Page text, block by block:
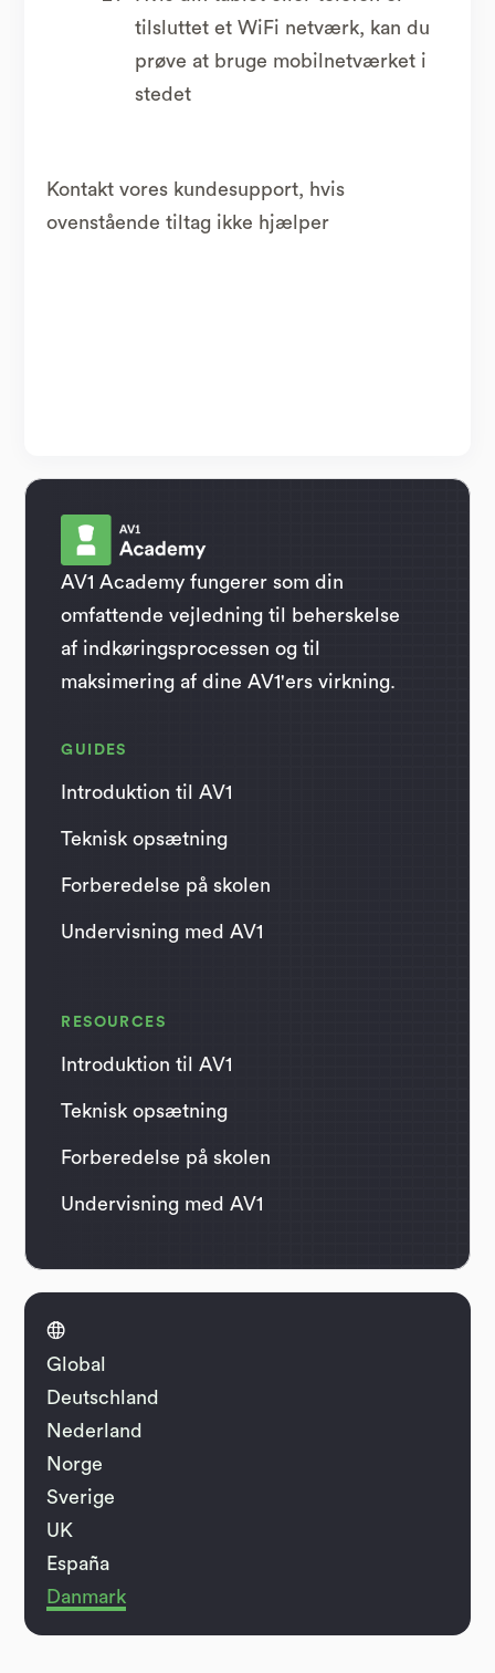
tilsluttet et WiFi netværk, kan du
prøve at bruge mobilnetværket i
stedet
Kontakt vores kundesupport, hvis
ovenstående tiltag ikke hjælper
AV1 Academy fungerer som din
omfattende vejledning til beherskelse
af indkøringsprocessen og til
maksimering af dine AV1'ers virkning.
GUIDES
Introduktion til AV1
Teknisk opsætning
Forberedelse på skolen
Undervisning med AV1
RESOURCES
Introduktion til AV1
Teknisk opsætning
Forberedelse på skolen
Undervisning med AV1

Global
Deutschland
Nederland
Norge
Sverige
UK
España
Danmark